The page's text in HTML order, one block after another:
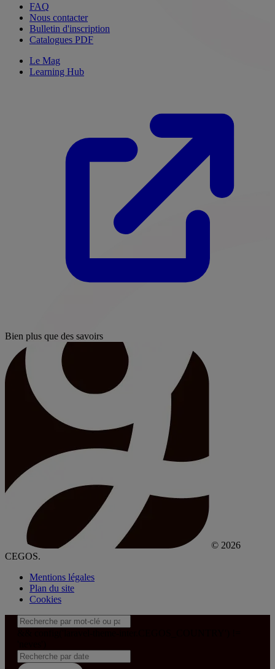
FAQ
Nous contacter
Bulletin d'inscription
Catalogues PDF
Le Mag
Learning Hub
Bien plus que des savoirs
© 2026
CEGOS.
Mentions légales
Plan du site
Cookies